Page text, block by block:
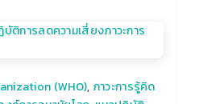
(WHO), ภาวะการรู้คิด